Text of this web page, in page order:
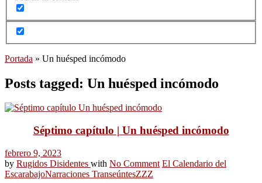
Portada » Un huésped incómodo
Posts tagged: Un huésped incómodo
Séptimo capítulo | Un huésped incómodo
febrero 9, 2023
by Rugidos Disidentes with No Comment El Calendario del
EscarabajoNarraciones TranseúntesZZZ